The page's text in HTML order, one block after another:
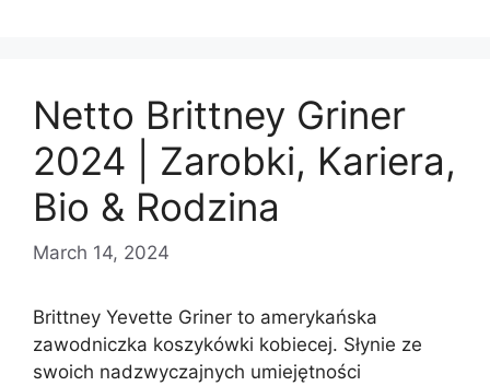
Netto Brittney Griner
2024 | Zarobki, Kariera,
Bio & Rodzina
March 14, 2024
Brittney Yevette Griner to amerykańska
zawodniczka koszykówki kobiecej. Słynie ze
swoich nadzwyczajnych umiejętności